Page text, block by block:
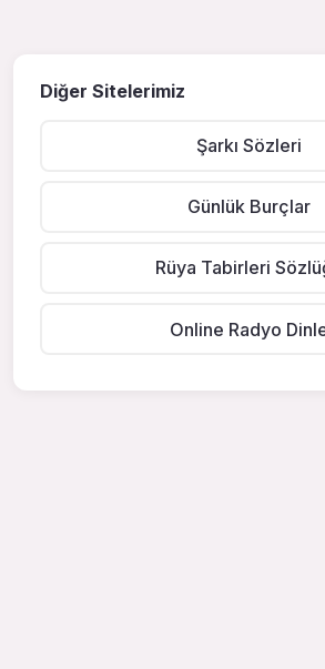
Diğer Sitelerimiz
Şarkı Sözleri
Günlük Burçlar
Rüya Tabirleri
Online Radyo